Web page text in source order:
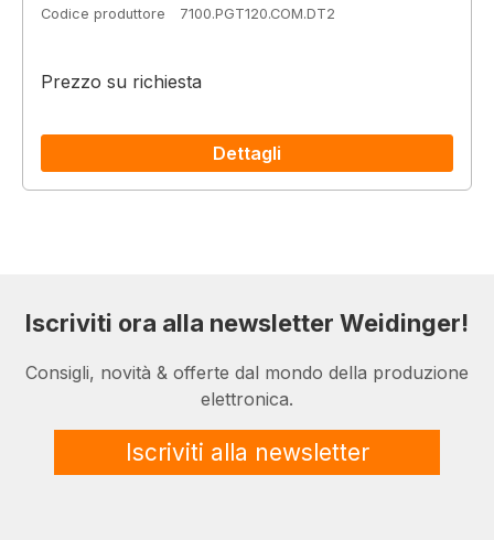
Codice produttore
7100.PGT120.COM.DT2
Prezzo su richiesta
Dettagli
Iscriviti ora alla newsletter Weidinger!
Consigli, novità & offerte dal mondo della produzione
elettronica.
Iscriviti alla newsletter